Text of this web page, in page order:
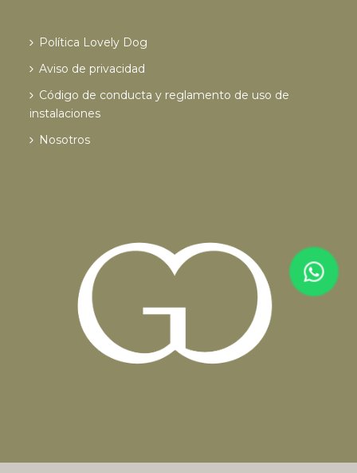
Política Lovely Dog
Aviso de privacidad
Código de conducta y reglamento de uso de
instalaciones
Nosotros